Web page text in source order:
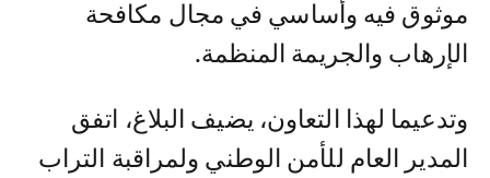
موثوق فيه وأساسي في مجال مكافحة
الإرهاب والجريمة المنظمة.
وتدعيما لهذا التعاون، يضيف البلاغ، اتفق
المدير العام للأمن الوطني ولمراقبة التراب